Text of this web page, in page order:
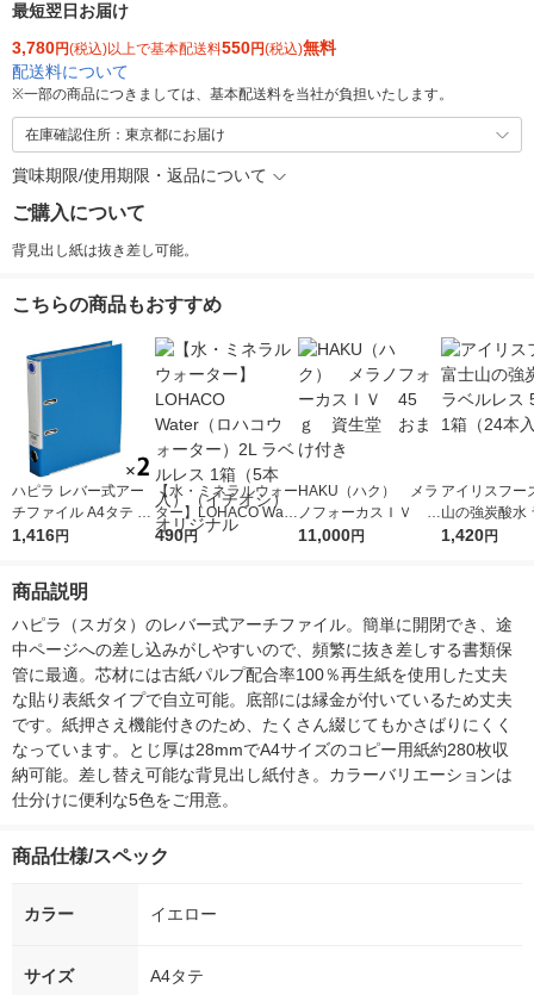
最短翌日お届け
3,780円(税込)以上で基本配送料550円(税込)無料
配送料について
※一部の商品につきましては、基本配送料を当社が負担いたします。
在庫確認住所：東京都にお届け
賞味期限/使用期限・返品について
ご購入について
背見出し紙は抜き差し可能。
こちらの商品もおすすめ
ハピラ レバー式アー
チファイル A4タテ 背
幅50mm ブルー SGLA
1,416円
【水・ミネラルウォー
ター】LOHACO Wate
r（ロハコウォータ
490円
HAKU（ハク） メラ
ノフォーカスＩＶ 4
5ｇ 資生堂 おまけ
11,000円
アイリスフー
山の強炭酸水
レス 500ml 1
1,420円
商品説明
ハピラ（スガタ）のレバー式アーチファイル。簡単に開閉でき、途
中ページへの差し込みがしやすいので、頻繁に抜き差しする書類保
管に最適。芯材には古紙パルプ配合率100％再生紙を使用した丈夫
な貼り表紙タイプで自立可能。底部には縁金が付いているため丈夫
です。紙押さえ機能付きのため、たくさん綴じてもかさばりにくく
なっています。とじ厚は28mmでA4サイズのコピー用紙約280枚収
納可能。差し替え可能な背見出し紙付き。カラーバリエーションは
仕分けに便利な5色をご用意。
商品仕様/スペック
カラー イエロー
サイズ A4タテ